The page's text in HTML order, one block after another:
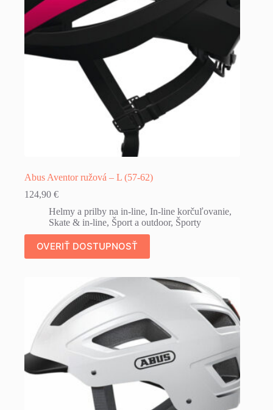
Abus Aventor ružová – L (57-62)
124,90 €
Helmy a prilby na in-line, In-line korčuľovanie,
Skate & in-line, Šport a outdoor, Športy
OVERIŤ DOSTUPNOSŤ